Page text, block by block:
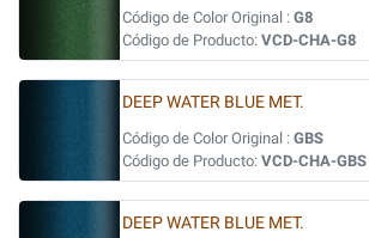
Código de Color Original : G8
Código de Producto: VCD-CHA-G8
DEEP WATER BLUE MET.
Código de Color Original : GBS
Código de Producto: VCD-CHA-GBS
DEEP WATER BLUE MET.